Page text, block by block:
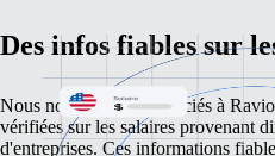
Des infos fiables sur
Nous nous sommes associés à
vérifiées sur les salaires provenant
d'entreprises. Ces informations